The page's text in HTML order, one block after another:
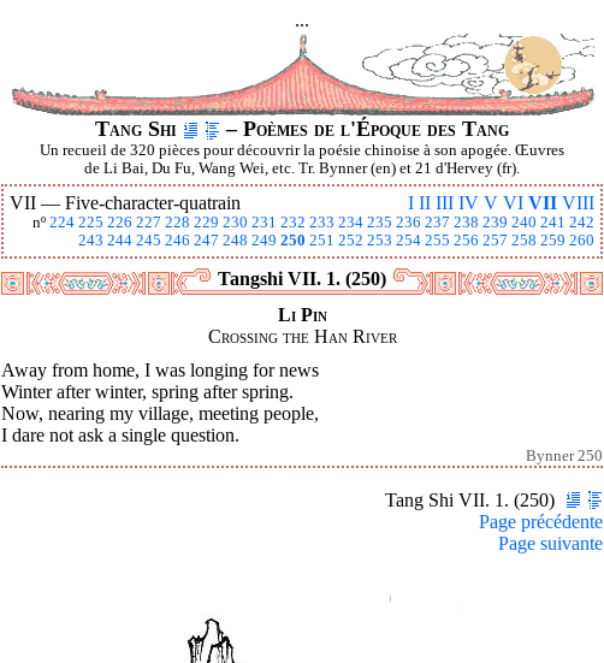
...
Tang Shi – Poèmes de l'Époque des Tang
Un recueil de 320 pièces pour découvrir la poésie chinoise à son apogée. Œuvres
de Li Bai, Du Fu, Wang Wei, etc. Tr. Bynner (en) et 21 d'Hervey (fr).
I II III IV V VI VII VIII
VII — Five-character-quatrain
nº 224 225 226 227 228 229 230 231 232 233 234 235 236 237 238 239 240 241 242
243 244 245 246 247 248 249 250 251 252 253 254 255 256 257 258 259 260
Tangshi VII. 1. (250)
Li Pin
Crossing the Han River
Away from home, I was longing for news
Winter after winter, spring after spring.
Now, nearing my village, meeting people,
I dare not ask a single question.
Bynner 250
Tang Shi VII. 1. (250)
Page précédente
Page suivante